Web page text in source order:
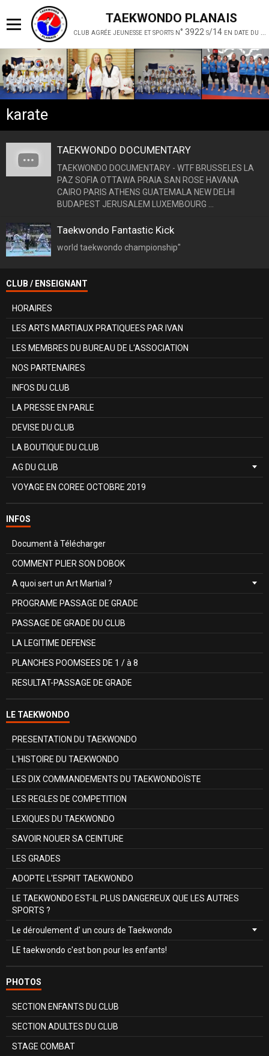
TAEKWONDO PLANAIS
karate
TAEKWONDO DOCUMENTARY
TAEKWONDO DOCUMENTARY - WTF BRUSSELES LA
PAZ SOFIA OTTAWA PRAIA SAN ROSE HAVANA
CAIRO PARIS ATHENS GUATEMALA NEW DELHI
BUDAPEST JERUSALEM LUXEMBOURG ...
Taekwondo Fantastic Kick
world taekwondo championship"
CLUB / ENSEIGNANT
HORAIRES
LES ARTS MARTIAUX PRATIQUEES PAR IVAN
LES MEMBRES DU BUREAU DE L'ASSOCIATION
NOS PARTENAIRES
INFOS DU CLUB
LA PRESSE EN PARLE
DEVISE DU CLUB
LA BOUTIQUE DU CLUB
AG DU CLUB
VOYAGE EN COREE OCTOBRE 2019
INFOS
Document à Télécharger
COMMENT PLIER SON DOBOK
A quoi sert un Art Martial ?
PROGRAME PASSAGE DE GRADE
PASSAGE DE GRADE DU CLUB
LA LEGITIME DEFENSE
PLANCHES POOMSEES DE 1 / à 8
RESULTAT-PASSAGE DE GRADE
LE TAEKWONDO
PRESENTATION DU TAEKWONDO
L'HISTOIRE DU TAEKWONDO
LES DIX COMMANDEMENTS DU TAEKWONDOÏSTE
LES REGLES DE COMPETITION
LEXIQUES DU TAEKWONDO
SAVOIR NOUER SA CEINTURE
LES GRADES
ADOPTE L'ESPRIT TAEKWONDO
LE TAEKWONDO EST-IL PLUS DANGEREUX QUE LES AUTRES
SPORTS ?
Le déroulement d' un cours de Taekwondo
LE taekwondo c'est bon pour les enfants!
PHOTOS
SECTION ENFANTS DU CLUB
SECTION ADULTES DU CLUB
STAGE COMBAT